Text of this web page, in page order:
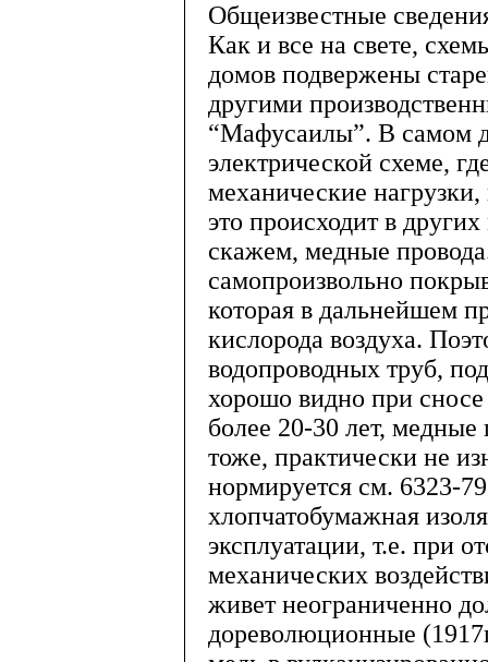
Общеизвестные
Как и все на свете,
домов подвержены
другими
“Мафусаилы”. В самом
электрической схеме,
механические
это происходит в
скажем, медные
самопроизвольно
которая в дальнейшем
кислорода воздуха.
водопроводных труб,
хорошо видно при
более 20-30 лет,
тоже, практически не
нормируется см. 6323-
хлопчатобумажная
эксплуатации, т.е. при
механических
живет неограниченно
дореволюционные